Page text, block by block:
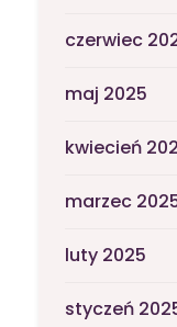
czerwiec
maj 2025
kwiecień
marzec
luty 2025
styczeń